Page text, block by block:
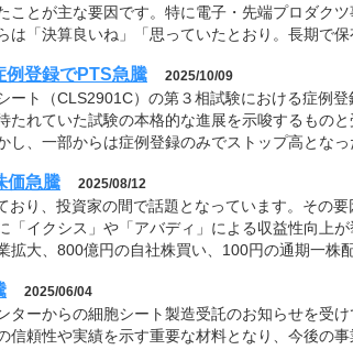
ことが主な要因です。特に電子・先端プロダク
は「決算良いね」「思っていたとおり。長期で
例登録でPTS急騰 2025/10/09
ート（CLS2901C）の第３相試験における症例
たれていた試験の本格的な進展を示唆するもの
し、一部からは症例登録のみでストップ高とな
価急騰 2025/08/12
おり、投資家の間で話題となっています。その
「イクシス」や「アバディ」による収益性向上
拡大、800億円の自社株買い、100円の通期一株
2025/06/04
ターからの細胞シート製造受託のお知らせを受
信頼性や実績を示す重要な材料となり、今後の